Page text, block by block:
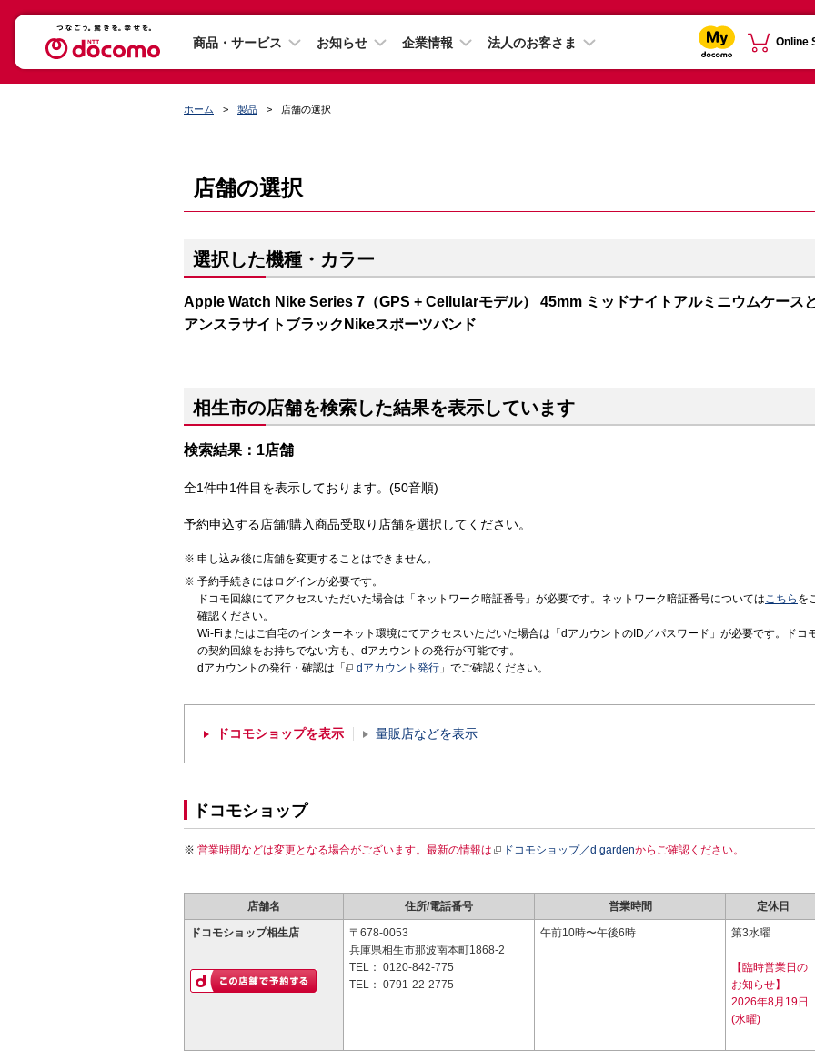
商品・サービス お知らせ 企業情報 法人のお客さま Online
ホーム 製品 店舗の選択
店舗の選択
選択した機種・カラー
Apple Watch Nike Series 7（GPS + Cellularモデル） 45mm ミッドナイトアルミニウムケース
アンスラサイトブラックNikeスポーツバンド
相生市の店舗を検索した結果を表示しています
検索結果：1店舗
全1件中1件目を表示しております。(50音順)
予約申込する店舗/購入商品受取り店舗を選択してください。
申し込み後に店舗を変更することはできません。
予約手続きにはログインが必要です。
ドコモ回線にてアクセスいただいた場合は「ネットワーク暗証番号」が必要です。ネットワーク暗証番号についてはこちら を
確認ください。
Wi-Fiまたはご自宅のインターネット環境にてアクセスいただいた場合は「dアカウントのID／パスワード」が必要です。ドコ
の契約回線をお持ちでない方も、dアカウントの発行が可能です。
dアカウントの発行・確認は「
dアカウント発行 」でご確認ください。
ドコモショップを表示 量販店などを表示
ドコモショップ
営業時間などは変更となる場合がございます。最新の情報は ドコモショップ／d gardenからご確認ください。
店舗名 住所/電話番号 営業時間 定休日
ドコモショップ相生店
〒678-0053
兵庫県相生市那波南本町1868-2
TEL： 0120-842-775
TEL： 0791-22-2775
午前10時〜午後6時 第3水曜
【臨時営業日の
お知らせ】
2026年8月19日
(水曜)